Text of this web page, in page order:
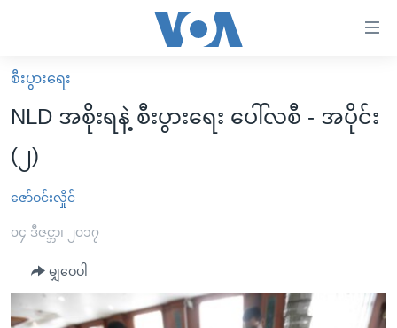
လွယ်ကူ
စေ
သည့်
Link
များ
ပင်မ
မူလစာမျက်နှာ
မြန်မာ
ကမ္ဘာ့သတင်းများ
နိုင်ငံတကာ
အစ္စရေး-ပါလက်စတိုင်း
ဗွီဒီယို
အင်္ဂလိပ်စာလေ့လာမယ်
အမေရိကန်သုံးအီဒီယံ
အပတ်စဉ်ကဏ္ဍများ
စီးပွားရေး
NLD အစိုးရနဲ့ စီးပွားရေး ပေါ်လစီ - အပိုင်း
(၂)
ဇော်ဝင်းလှိုင်
၀၄ ဒီဇင္ဘာ၊ ၂၀၁၇
မျှဝေပါ